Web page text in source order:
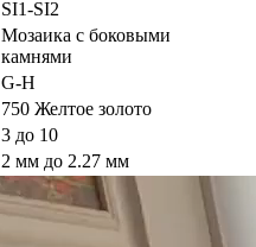
SI1-SI2
Мозаика с боковыми
камнями
G-H
750 Желтое золото
3 до 10
2 мм до 2.27 мм